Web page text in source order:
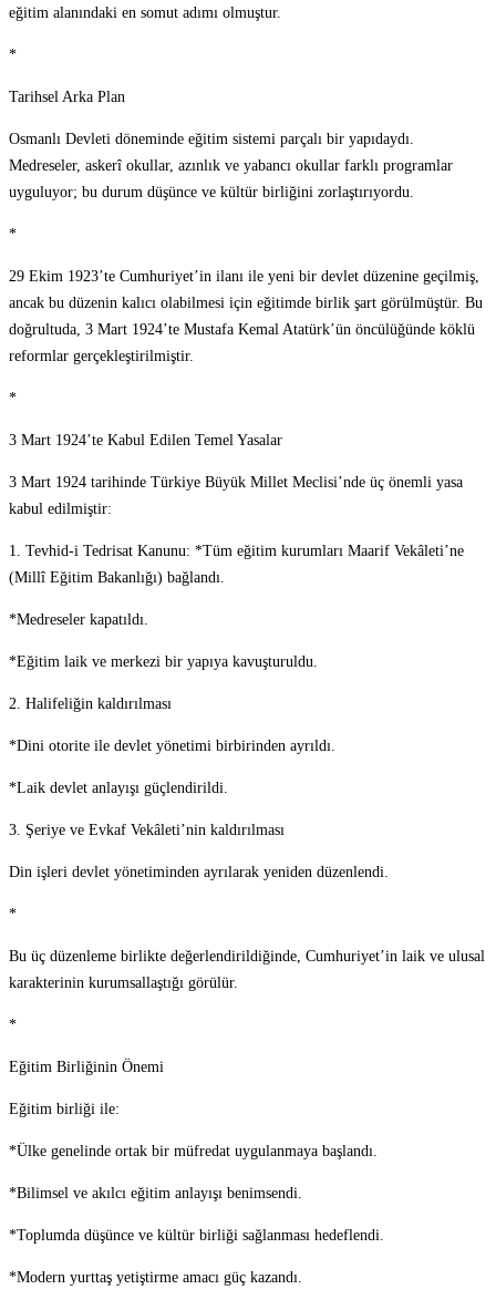
eğitim alanındaki en somut adımı olmuştur.
*
Tarihsel Arka Plan
Osmanlı Devleti döneminde eğitim sistemi parçalı bir yapıdaydı.
Medreseler, askerî okullar, azınlık ve yabancı okullar farklı programlar
uyguluyor; bu durum düşünce ve kültür birliğini zorlaştırıyordu.
*
29 Ekim 1923’te Cumhuriyet’in ilanı ile yeni bir devlet düzenine geçilmiş,
ancak bu düzenin kalıcı olabilmesi için eğitimde birlik şart görülmüştür. Bu
doğrultuda, 3 Mart 1924’te Mustafa Kemal Atatürk’ün öncülüğünde köklü
reformlar gerçekleştirilmiştir.
*
3 Mart 1924’te Kabul Edilen Temel Yasalar
3 Mart 1924 tarihinde Türkiye Büyük Millet Meclisi’nde üç önemli yasa
kabul edilmiştir:
1. Tevhid-i Tedrisat Kanunu: *Tüm eğitim kurumları Maarif Vekâleti’ne
(Millî Eğitim Bakanlığı) bağlandı.
*Medreseler kapatıldı.
*Eğitim laik ve merkezi bir yapıya kavuşturuldu.
2. Halifeliğin kaldırılması
*Dini otorite ile devlet yönetimi birbirinden ayrıldı.
*Laik devlet anlayışı güçlendirildi.
3. Şeriye ve Evkaf Vekâleti’nin kaldırılması
Din işleri devlet yönetiminden ayrılarak yeniden düzenlendi.
*
Bu üç düzenleme birlikte değerlendirildiğinde, Cumhuriyet’in laik ve ulusal
karakterinin kurumsallaştığı görülür.
*
Eğitim Birliğinin Önemi
Eğitim birliği ile:
*Ülke genelinde ortak bir müfredat uygulanmaya başlandı.
*Bilimsel ve akılcı eğitim anlayışı benimsendi.
*Toplumda düşünce ve kültür birliği sağlanması hedeflendi.
*Modern yurttaş yetiştirme amacı güç kazandı.